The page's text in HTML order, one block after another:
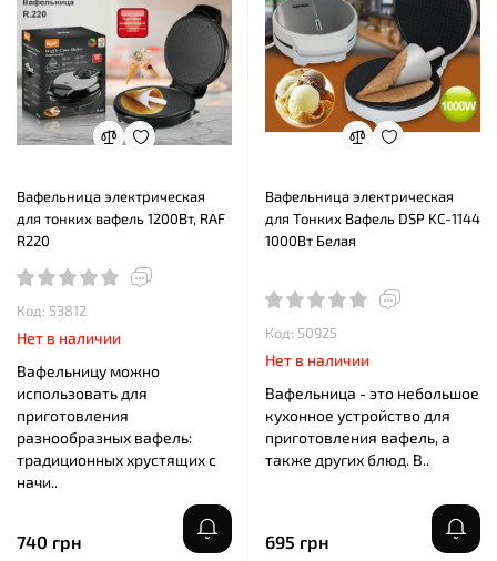
Вафельница электрическая
для тонких вафель 1200Вт, RAF
R220
Код: 53812
Нет в наличии
Вафельницу можно
использовать для
приготовления
разнообразных вафель:
традиционных хрустящих с
начи..
740 грн
Вафельница электрическая
для Тонких Вафель DSP KC-1144
1000Вт Белая
Код: 50925
Нет в наличии
Вафельница - это небольшое
кухонное устройство для
приготовления вафель, а
также других блюд. В..
695 грн